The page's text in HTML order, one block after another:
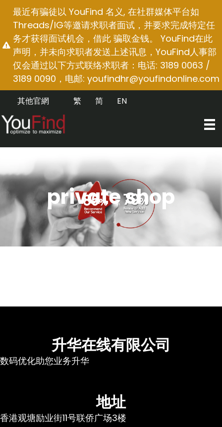
容
最近有骗徒以 YouFind 名义, 在社群媒体平台如
Threads/IG等邀请求职者面试，并要求完成特定任
务才获得面试机会，借此 骗取金钱。 YouFind在此
声明，并未向求职者发送上述讯息，YouFind人事部
仅会通过以下方式联络求职者：电话: 3189 0063 /
3189 0090，电邮: youfindhr@youfindonline.com
其他官網 EN
简
繁
private shop
升华在线有限公司
数码优化助您业务升华
地址
香港观塘励业街11号联侨广场3楼